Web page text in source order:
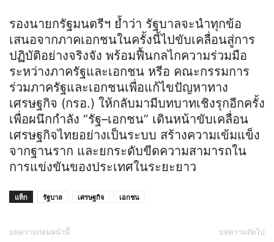
รองนายกรัฐมนตรีฯ ย้ำว่า รัฐบาลจะนำทุกข้อ
เสนอจากภาคเอกชนในครั้งนี้ไปขับเคลื่อนสู่การ
ปฏิบัติอย่างจริงจัง พร้อมฟื้นกลไกความร่วมมือ
ระหว่างภาครัฐและเอกชน หรีอ คณะกรรมการ
ร่วมภาครัฐและเอกชนเพื่อแก้ไขปัญหาทาง
เศรษฐกิจ (กรอ.) ให้กลับมามีบทบาทเชิงรุกอีกครั้ง
เพื่อผนึกกำลัง “รัฐ–เอกชน” เดินหน้าขับเคลื่อน
เศรษฐกิจไทยอย่างเป็นระบบ สร้างความเข้มแข็ง
จากฐานราก และยกระดับขีดความสามารถใน
การแข่งขันของประเทศในระยะยาว
แท็ก รัฐบาล เศรษฐกิจ เอกชน
บทความก่อนหน้านี้ บทความถัดไป